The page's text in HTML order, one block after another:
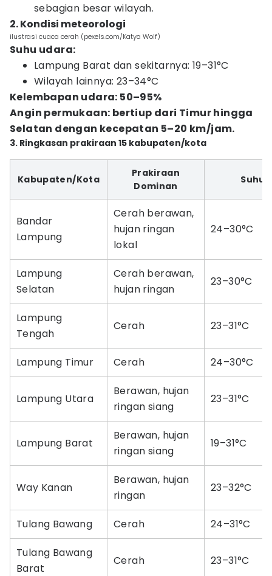
sebagian besar wilayah.
2. Kondisi meteorologi
ilustrasi cuaca cerah (pexels.com/Katya Wolf)
Suhu udara:
Lampung Barat dan sekitarnya: 19–31°C
Wilayah lainnya: 23–34°C
Kelembapan udara: 50–95%
Angin permukaan: bertiup dari Timur hingga
Selatan dengan kecepatan 5–20 km/jam.
3. Ringkasan prakiraan 15 kabupaten/kota
Kabupaten/Kota
Prakiraan
Dominan
Suhu
Bandar
Lampung
Cerah berawan,
hujan ringan
lokal
24–30°C
Lampung
Selatan
Cerah berawan,
hujan ringan
23–30°C
Lampung
Tengah
Cerah 23–31°C
Lampung Timur Cerah 24–30°C
Lampung Utara
Berawan, hujan
ringan siang
23–31°C
Lampung Barat
Berawan, hujan
ringan siang
19–31°C
Way Kanan
Berawan, hujan
ringan
23–32°C
Tulang Bawang Cerah 24–31°C
Tulang Bawang
Barat
Cerah 23–31°C